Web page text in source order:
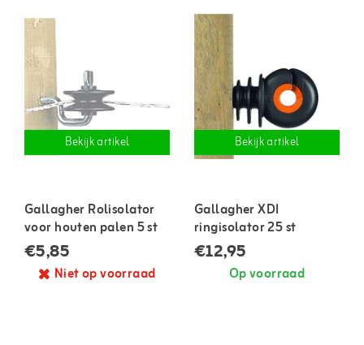
Bekijk artikel
Gallagher Rolisolator
voor houten palen 5 st
€5,85
Niet op voorraad
Bekijk artikel
Gallagher XDI
ringisolator 25 st
€12,95
Op voorraad